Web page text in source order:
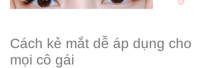
Cách kẻ mắt dễ áp dụng cho
mọi cô gái